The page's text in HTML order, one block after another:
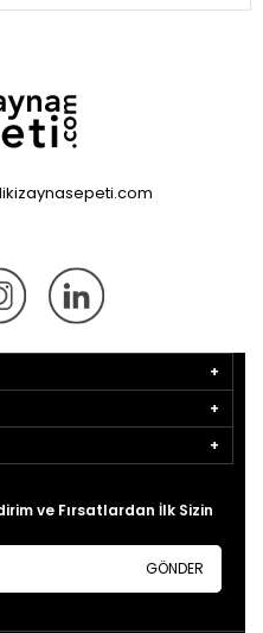
ve Fırsatlardan İlk Sizin
GÖNDER